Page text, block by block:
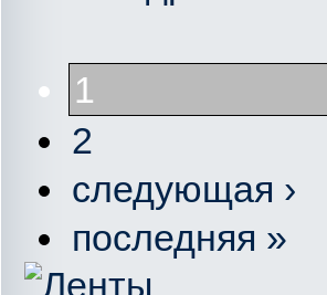
1
2
следующая ›
последняя »